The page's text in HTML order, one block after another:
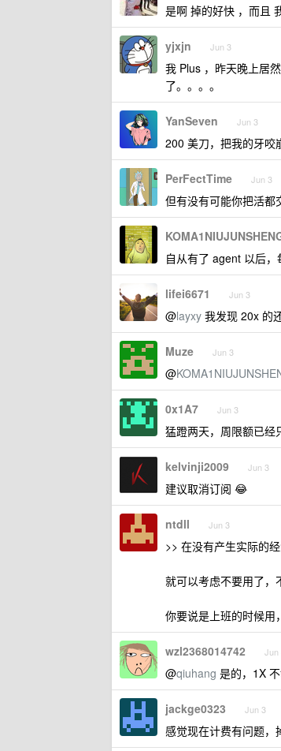
是啊 掉的好快 ，而且
yjxjn Jun 3
我 Plus ，昨天晚上居
了。。。。
YanSeven Jun 3
200 美刀，把我的牙咬
PerFectTime Jun 3
但有没有可能你把活都
自从有了 agent 以后
lifei6671 Jun 3
@layxy 我发现 20x 的
Muze Jun 3
@
0x1A7 Jun 3
猛蹬两天，周限额已经
kelvinji2009 Jun 3
建议取消订阅 😂
ntdll Jun 3
>> 在没有产生实际的
就可以考虑不要用了，
你要说是上班的时候用
wzl2368014742 Jun
@qiuhang 是的，1X
jackge0323 Jun 3
感觉现在计费有问题，